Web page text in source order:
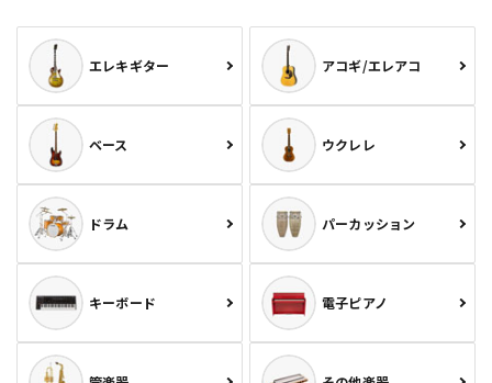
エレキギター アコギ/エレアコ
ベース ウクレレ
ドラム パーカッション
キーボード 電子ピアノ